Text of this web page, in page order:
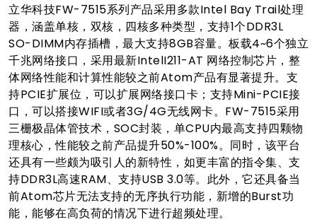
立华科技FW-7515系列产品采用多款Intel Bay Trail处理
器，涵盖单核，双核，四核多种类型，支持1个DDR3L
SO-DIMM内存插槽，最大支持8GB容量。板载4~6个独立
千兆网络接口，采用最新IntelI211-AT 网络控制芯片，整
体网络性能和计算性能较之前Atom产品有显著提升。支
持PCIE扩展位，可以扩展网络接口卡；支持Mini-PCIE接
口，可以搭接WIFI或者3G/4G无线网卡。FW-7515采用
三栅极晶体管技术，SOC封装，单CPU内最高支持四颗物
理核心，性能较之前产品提升50%-100%。同时，该平台
还具有一些颇为吸引人的新特性，如更丰富的指令集、支
持DDR3L高速RAM、支持USB 3.0等。此外，它还具备当
前Atom芯片无法支持的无序执行功能，新增的Burst功
能，能够在高负荷的情况下进行超频处理。